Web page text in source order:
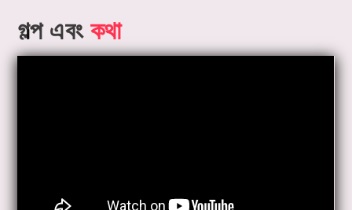
গল্প এবংকথা